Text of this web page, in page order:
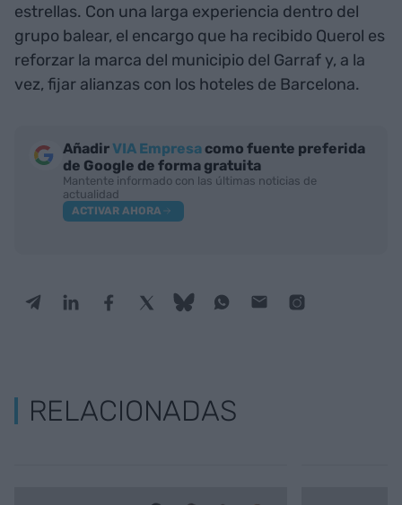
estrellas. Con una larga experiencia dentro del
grupo balear, el encargo que ha recibido Querol es
reforzar la marca del municipio del Garraf y, a la
vez, fijar alianzas con los hoteles de Barcelona.
AñadirVIA Empresa como fuente preferida
de Google de forma gratuita
Mantente informado con las últimas noticias de
actualidad
ACTIVAR AHORA
RELACIONADAS